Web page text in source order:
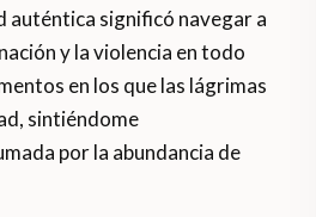
auténtica significó navegar a
y la violencia en todo
en los que las lágrimas
sintiéndome
por la abundancia de